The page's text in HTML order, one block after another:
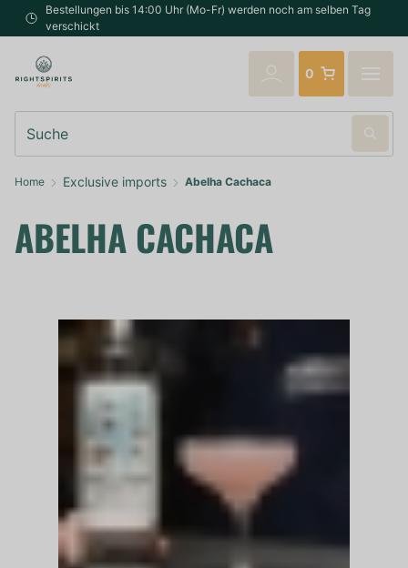
Bestellungen bis 14:00 Uhr (Mo-Fr) werden noch am selben Tag
verschickt
0
Home Exclusive imports Abelha Cachaca
ABELHA CACHACA